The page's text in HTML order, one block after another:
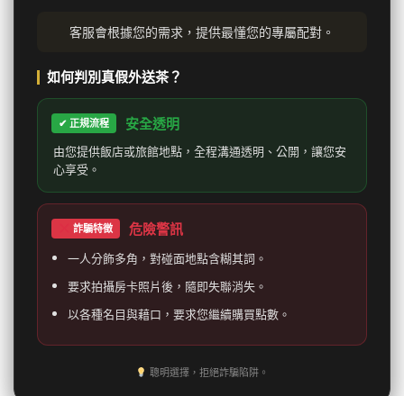
客服會根據您的需求，提供最懂您的專屬配對。
如何判別真假外送茶？
✔ 正規流程 安全透明
由您提供飯店或旅館地點，全程溝通透明、公開，讓您安
心享受。
詐騙特徵 危險警訊
一人分飾多角，對碰面地點含糊其詞。
要求拍攝房卡照片後，隨即失聯消失。
以各種名目與藉口，要求您繼續購買點數。
聰明選擇，拒絕詐騙陷阱。